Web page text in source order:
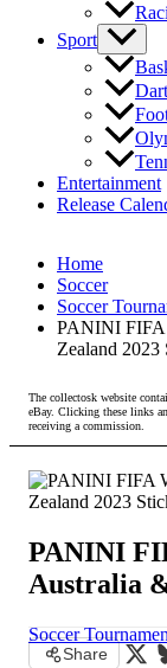
Sport
Entertainment
Release
Home
Soccer
Soccer
PANINI FIFA
Zealand 2023
The collectosk website
eBay. Clicking these links
receiving a commission.
PANINI
Australia
Soccer
Share